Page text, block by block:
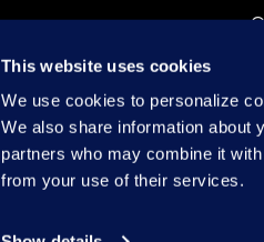
This website uses cookies
We use cookies to personalize
We also share information about
partners who may combine it
from your use of their services.